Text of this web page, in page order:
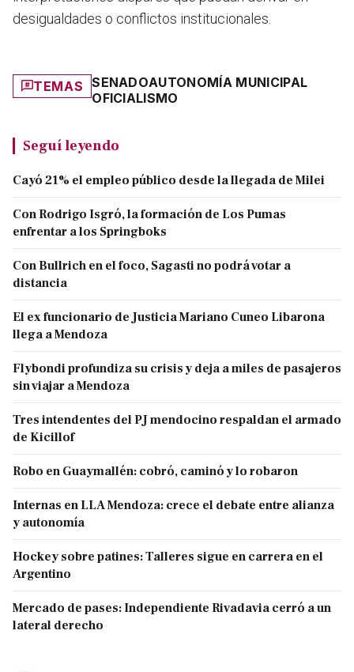
desigualdades o conflictos institucionales.
TEMAS SENADOAUTONOMÍA MUNICIPAL
OFICIALISMO
Seguí leyendo
Cayó 21% el empleo público desde la llegada de Milei
Con Rodrigo Isgró, la formación de Los Pumas
enfrentar a los Springboks
Con Bullrich en el foco, Sagasti no podrá votar a
distancia
El ex funcionario de Justicia Mariano Cuneo Libarona
llega a Mendoza
Flybondi profundiza su crisis y deja a miles de pasajeros
sin viajar a Mendoza
Tres intendentes del PJ mendocino respaldan el armado
de Kicillof
Robo en Guaymallén: cobró, caminó y lo robaron
Internas en LLA Mendoza: crece el debate entre alianza
y autonomía
Hockey sobre patines: Talleres sigue en carrera en el
Argentino
Mercado de pases: Independiente Rivadavia cerró a un
lateral derecho